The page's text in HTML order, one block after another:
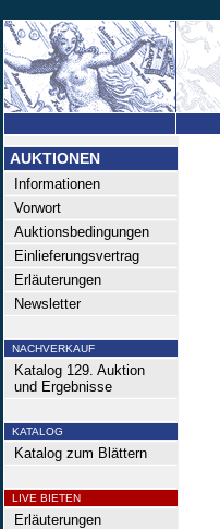
AUKTIONEN
Informationen
Vorwort
Auktionsbedingungen
Einlieferungsvertrag
Erläuterungen
Newsletter
NACHVERKAUF
Katalog 129. Auktion
und Ergebnisse
KATALOG
Katalog zum Blättern
LIVE BIETEN
Erläuterungen